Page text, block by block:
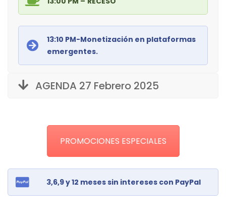
13:10 PM-Monetización en plataformas
emergentes.
AGENDA 27 Febrero 2025
PROMOCIONES ESPECIALES
3,6,9 y 12 meses sin intereses con PayPal